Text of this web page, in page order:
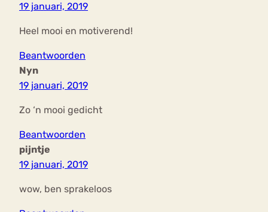
19 januari, 2019
Heel mooi en motiverend!
Beantwoorden
Nyn
19 januari, 2019
Zo ‘n mooi gedicht
Beantwoorden
pijntje
19 januari, 2019
wow, ben sprakeloos